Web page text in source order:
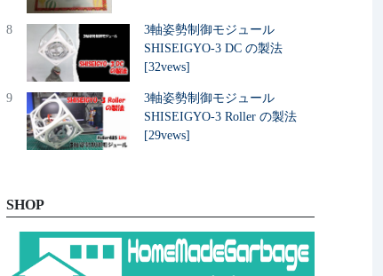
8
3軸姿勢制御モジュール
SHISEIGYO-3 DC の製法
[32vews]
9
3軸姿勢制御モジュール
SHISEIGYO-3 Roller の製法
[29vews]
SHOP